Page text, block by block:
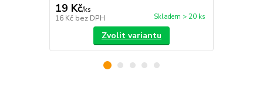
19 Kč/ks
16 Kč bez DPH Skladem > 20 ks
Zvolit variantu